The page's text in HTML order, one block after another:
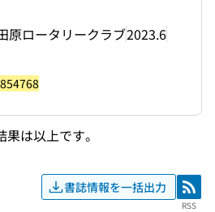
原ロータリークラブ2023.6
果は以上です。
書誌情報を一括出力 RSS
RSS